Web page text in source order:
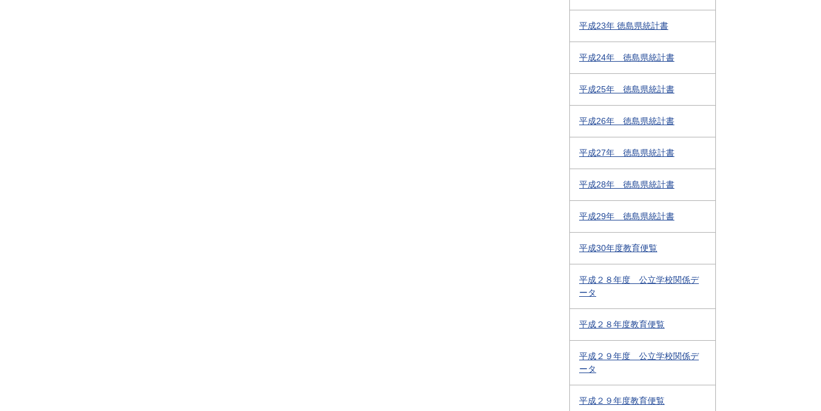
平成23年 徳島県統計書
平成24年 徳島県統計書
平成25年 徳島県統計書
平成26年 徳島県統計書
平成27年 徳島県統計書
平成28年 徳島県統計書
平成29年 徳島県統計書
平成30年度教育便覧
平成２８年度 公立学校関係デ
ータ
平成２８年度教育便覧
平成２９年度 公立学校関係デ
ータ
平成２９年度教育便覧